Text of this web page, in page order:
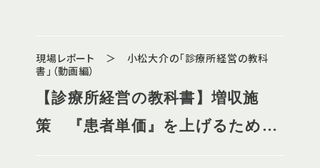
現場レポート ＞ 小松大介の「診療所経営の教科
書」（動画編）
【診療所経営の教科書】増収施
策 『患者単価』を上げるための